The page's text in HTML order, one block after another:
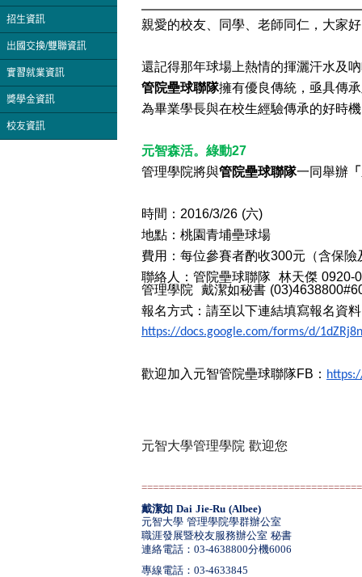
招生資訊
出國交換/雙聯資訊
實習就業資訊
獎學金資訊
校友資訊
親愛的校友、同學、老師同仁，大家
還記得那年球場上熱情的揮灑汗水及
管院壘球聯隊擁有優良傳統，亟具傳
為畢業學長與在校生經驗傳承的好時
元智森活。綠動27
管理學院將與管院壘球聯隊一同舉辦
時間：2016/3/26 (六)
地點：桃園青埔壘球場
費用：每位參賽者酌收300元（含保險
聯絡人：管院壘球聯隊 林天傑 0920-
管理學院 戴潔如秘書
報名方式：請至以下連結填寫報名資料
https://docs.google.com/forms/d/
歡迎加入元智管院壘球聯隊FB：
元智大學管理學院 歡迎您
==============================
戴潔如 Dai Jie-Ru (Albee)
元智大學 管理學院學群辦公室
職涯發展暨校友服務辦公室 秘書
連絡電話： 03-4638800分機6006
專線電話： 03-4633845